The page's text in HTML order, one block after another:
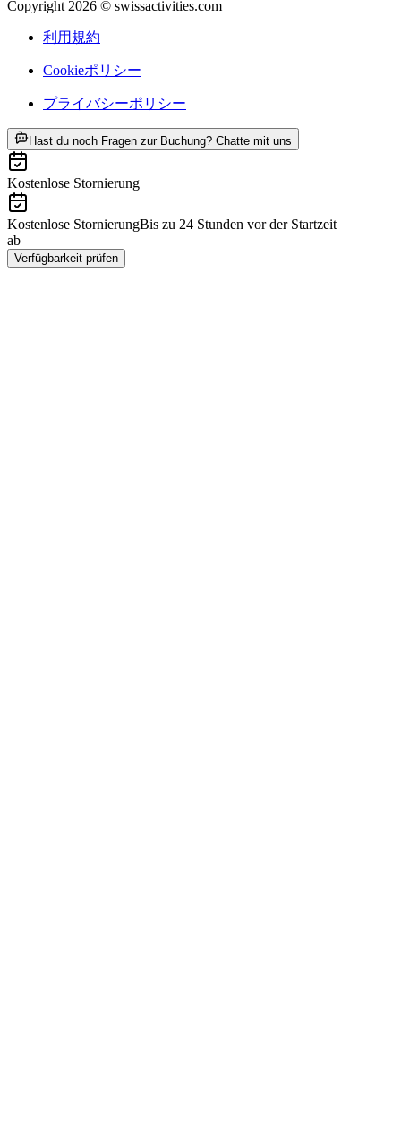
Copyright 2026 © swissactivities.com
利用規約
Cookieポリシー
プライバシーポリシー
Hast du noch Fragen zur Buchung? Chatte mit uns
Kostenlose Stornierung
Kostenlose StornierungBis zu 24 Stunden vor der Startzeit
ab
Verfügbarkeit prüfen